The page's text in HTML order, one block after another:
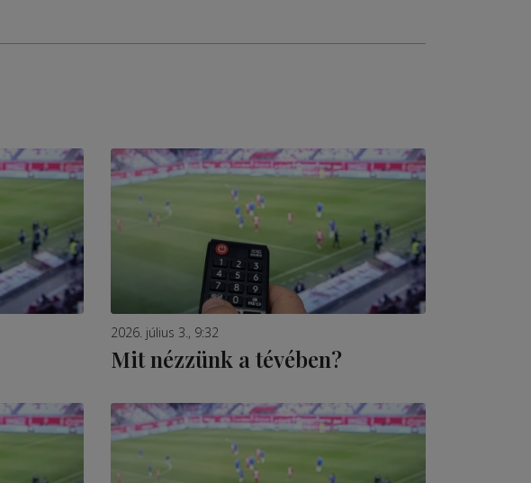
2026. július 3., 9:32
Mit nézzünk a tévében?